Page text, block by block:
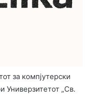
за компјутерски
„Св.